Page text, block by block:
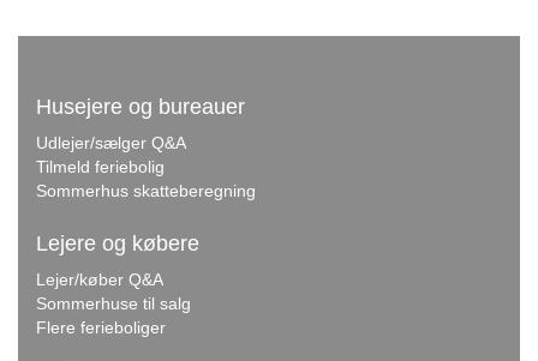
Husejere og bureauer
Udlejer/sælger Q&A
Tilmeld feriebolig
Sommerhus skatteberegning
Lejere og købere
Lejer/køber Q&A
Sommerhuse til salg
Flere ferieboliger